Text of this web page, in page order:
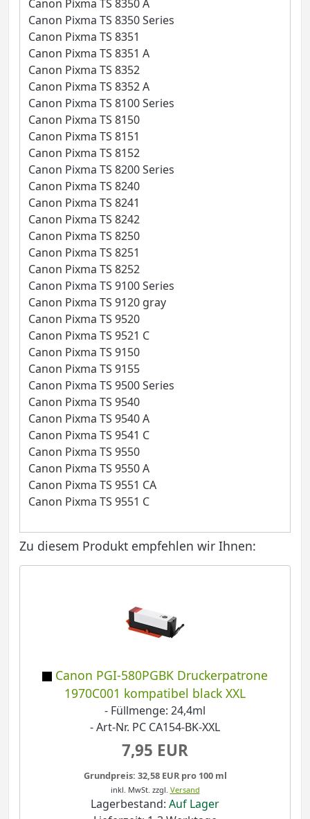
Canon Pixma TS 8350 A
Canon Pixma TS 8350 Series
Canon Pixma TS 8351
Canon Pixma TS 8351 A
Canon Pixma TS 8352
Canon Pixma TS 8352 A
Canon Pixma TS 8100 Series
Canon Pixma TS 8150
Canon Pixma TS 8151
Canon Pixma TS 8152
Canon Pixma TS 8200 Series
Canon Pixma TS 8240
Canon Pixma TS 8241
Canon Pixma TS 8242
Canon Pixma TS 8250
Canon Pixma TS 8251
Canon Pixma TS 8252
Canon Pixma TS 9100 Series
Canon Pixma TS 9120 gray
Canon Pixma TS 9520
Canon Pixma TS 9521 C
Canon Pixma TS 9150
Canon Pixma TS 9155
Canon Pixma TS 9500 Series
Canon Pixma TS 9540
Canon Pixma TS 9540 A
Canon Pixma TS 9541 C
Canon Pixma TS 9550
Canon Pixma TS 9550 A
Canon Pixma TS 9551 CA
Canon Pixma TS 9551 C
Zu diesem Produkt empfehlen wir Ihnen:
Canon PGI-580PGBK Druckerpatrone
1970C001 kompatibel black XXL
- Füllmenge: 24,4ml
- Art-Nr. PC CA154-BK-XXL
7,95 EUR
Grundpreis: 32,58 EUR pro 100 ml
inkl. MwSt. zzgl. Versand
Lagerbestand: Auf Lager